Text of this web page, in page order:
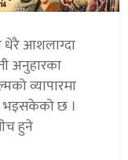
धेरै आशलाग्दा
अनुहारका
व्यापारमा
भइसकेको छ ।
हुने